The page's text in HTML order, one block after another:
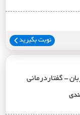
نوبت بگیرید
- گفتاردرمانی